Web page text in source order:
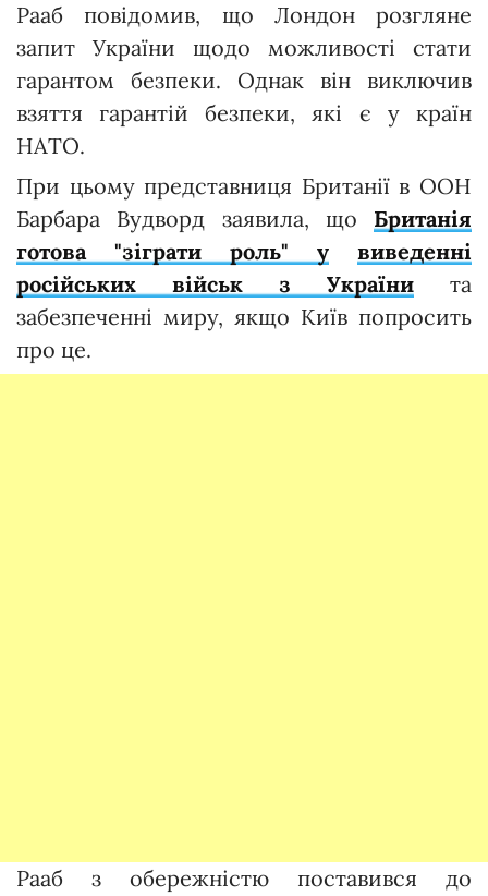
Рааб повідомив, що Лондон розгляне
запит України щодо можливості стати
гарантом безпеки. Однак він виключив
взяття гарантій безпеки, які є у країн
НАТО.
При цьому представниця Британії в ООН
Барбара Вудворд заявила, що Британія
готова "зіграти роль" у
виведенні
російських військ з України та
забезпеченні миру, якщо Київ попросить
про це.
Рааб з обережністю поставився до